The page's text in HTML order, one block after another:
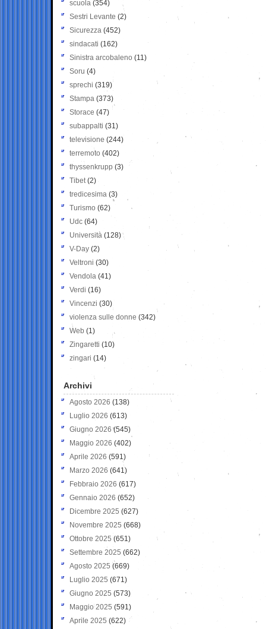
scuola (354)
Sestri Levante (2)
Sicurezza (452)
sindacati (162)
Sinistra arcobaleno (11)
Soru (4)
sprechi (319)
Stampa (373)
Storace (47)
subappalti (31)
televisione(244)
terremoto (402)
thyssenkrupp (3)
Tibet(2)
tredicesima (3)
Turismo (62)
Udc (64)
Università (128)
V-Day (2)
Veltroni (30)
Vendola (41)
Verdi (16)
Vincenzi (30)
violenza sulle donne (342)
Web (1)
Zingaretti (10)
zingari (14)
Archivi
Agosto 2026 (138)
Luglio 2026 (613)
Giugno 2026 (545)
Maggio 2026 (402)
Aprile 2026 (591)
Marzo 2026 (641)
Febbraio 2026 (617)
Gennaio 2026 (652)
Dicembre 2025 (627)
Novembre 2025 (668)
Ottobre 2025 (651)
Settembre 2025 (662)
Agosto 2025 (669)
Luglio 2025 (671)
Giugno 2025 (573)
Maggio 2025 (591)
Aprile 2025 (622)